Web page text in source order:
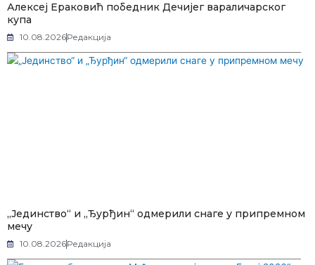
Алексеј Ераковић победник Дечијег вараличарског
купа
10.08.2026Редакција
„Јединство“ и „Ђурђин“ одмерили снаге у припремном
мечу
10.08.2026Редакција